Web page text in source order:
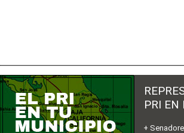
PRI EN
+